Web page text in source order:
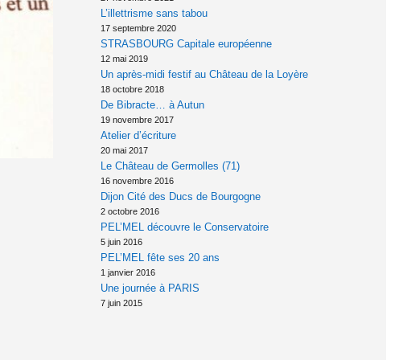
L’illettrisme sans tabou
17 septembre 2020
STRASBOURG Capitale européenne
12 mai 2019
Un après-midi festif au Château de la Loyère
18 octobre 2018
De Bibracte… à Autun
19 novembre 2017
Atelier d’écriture
20 mai 2017
Le Château de Germolles (71)
16 novembre 2016
Dijon Cité des Ducs de Bourgogne
2 octobre 2016
PEL’MEL découvre le Conservatoire
5 juin 2016
PEL’MEL fête ses 20 ans
1 janvier 2016
Une journée à PARIS
7 juin 2015